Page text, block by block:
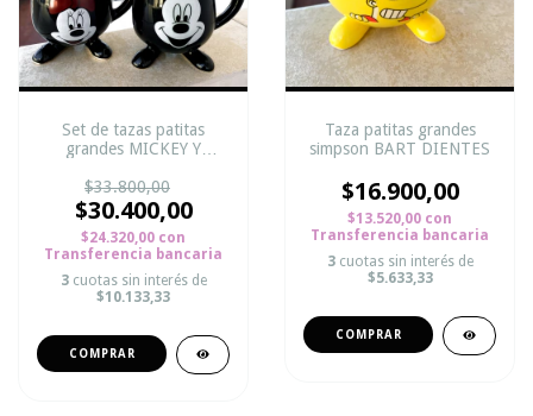
Set de tazas patitas
grandes MICKEY Y
$33.800,00
$30.400,00
$24.320,00 con
Transferencia bancaria
3 cuotas sin interés de
$10.133,33
Taza patitas grandes
simpson BART DIENTES
$16.900,00
$13.520,00 con
Transferencia bancaria
3 cuotas sin interés de
$5.633,33